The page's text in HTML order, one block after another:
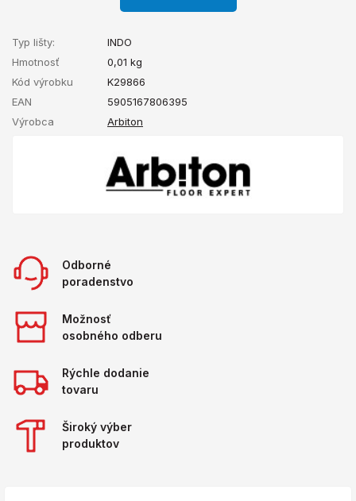
Typ lišty:
INDO
Hmotnosť
0,01 kg
Kód výrobku
K29866
EAN
5905167806395
Výrobca
Arbiton
Odborné
poradenstvo
Možnosť
osobného odberu
Rýchle dodanie
tovaru
Široký výber
produktov